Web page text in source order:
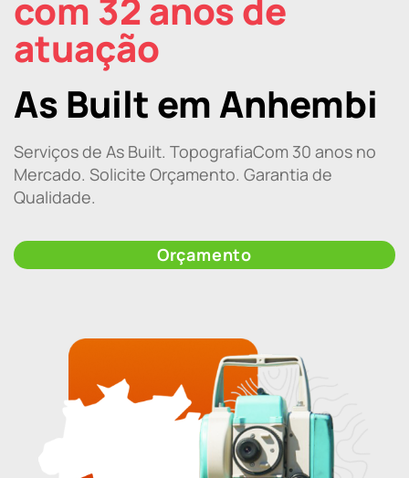
com 32 anos de
atuação
As Built em Anhembi
Serviços de As Built. TopografiaCom 30 anos no
Mercado. Solicite Orçamento. Garantia de
Qualidade.
Orçamento